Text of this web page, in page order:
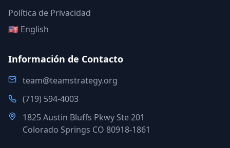
Política de Privacidad
🇺🇸 English
Información de Contacto
team@teamstrategy.org
(719) 594-4003
1825 Austin Bluffs Pkwy Ste 201
Colorado Springs CO 80918-1861